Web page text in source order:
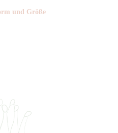
und Größe